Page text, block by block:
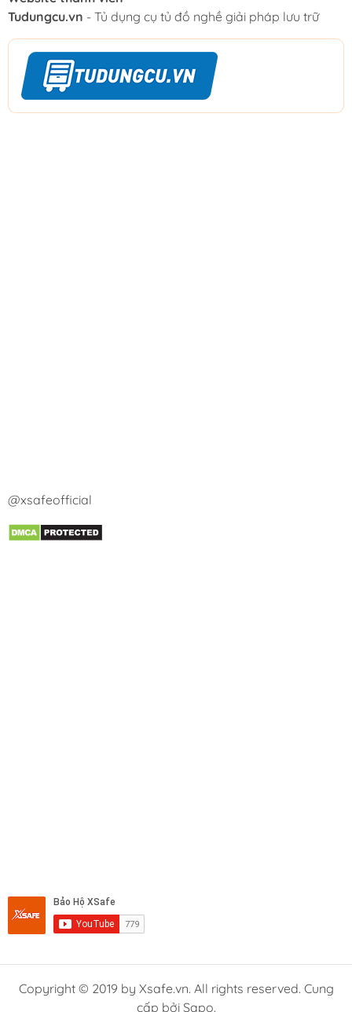
Tudungcu.vn - Tủ dụng cụ tủ đồ nghề giải pháp lưu trữ
@xsafeofficial
Copyright © 2019 by Xsafe.vn. All rights reserved. Cung
cấp bởi Sapo.